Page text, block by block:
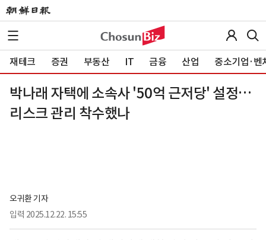
재테크 증권 부동산 IT 금융 산업 중소기업·벤
박나래 자택에 소속사 '50억 근저당' 설정…
리스크 관리 착수했나
오귀환 기자
입력 2025.12.22. 15:55